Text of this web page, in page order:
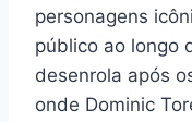
personagens
público ao longo
desenrola após
onde Dominic